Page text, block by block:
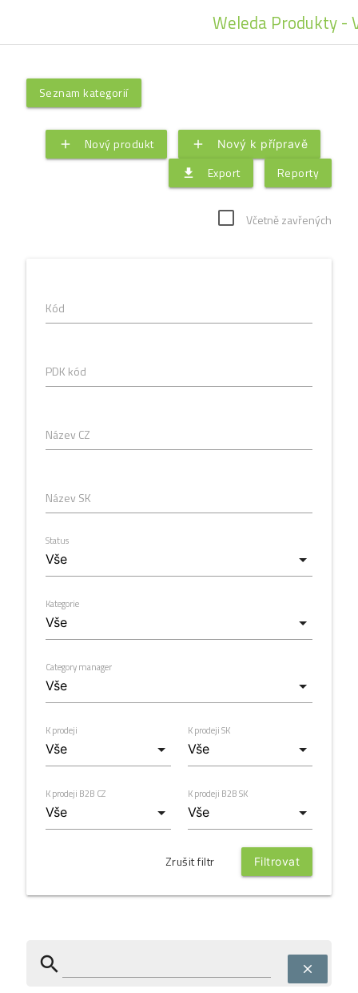
Weleda Produkty -
Seznam kategorií
add Nový produkt add Nový k přípravě
file_download Export Reporty
Včetně zavřených
Kód
PDK kód
Název CZ
Název SK
Status
Kategorie
Category manager
K prodeji K prodeji SK
K prodeji B2B CZ K prodeji B2B SK
Zrušit filtr
search clear